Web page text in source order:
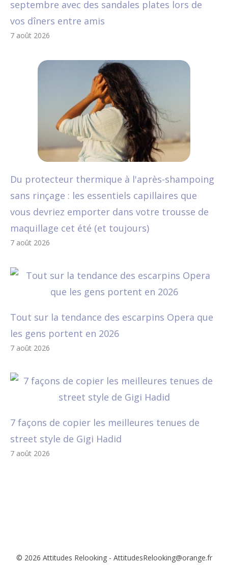
septembre avec des sandales plates lors de
vos dîners entre amis
7 août 2026
Du protecteur thermique à l'après-shampoing
sans rinçage : les essentiels capillaires que
vous devriez emporter dans votre trousse de
maquillage cet été (et toujours)
7 août 2026
Tout sur la tendance des escarpins Opera que
les gens portent en 2026
7 août 2026
7 façons de copier les meilleures tenues de
street style de Gigi Hadid
7 août 2026
© 2026 Attitudes Relooking - AttitudesRelooking@orange.fr